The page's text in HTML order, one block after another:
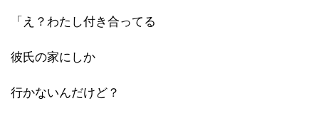
「え？わたし付き合ってる
彼氏の家にしか
行かないんだけど？